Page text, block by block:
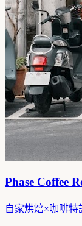
Phase Coffee
自家烘焙×咖啡特